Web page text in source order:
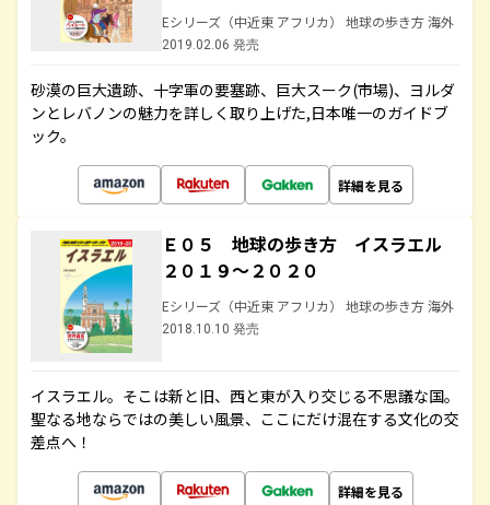
Eシリーズ（中近東 アフリカ） 地球の歩き方 海外
2019.02.06 発売
砂漠の巨大遺跡、十字軍の要塞跡、巨大スーク(市場)、ヨルダ
ンとレバノンの魅力を詳しく取り上げた,日本唯一のガイドブ
ック。
詳細を見る
Ｅ０５ 地球の歩き方 イスラエル
２０１９～２０２０
Eシリーズ（中近東 アフリカ） 地球の歩き方 海外
2018.10.10 発売
イスラエル。そこは新と旧、西と東が入り交じる不思議な国。
聖なる地ならではの美しい風景、ここにだけ混在する文化の交
差点へ！
詳細を見る